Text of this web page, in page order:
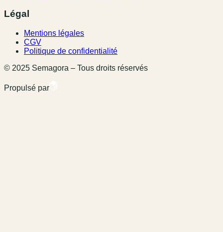
Légal
Mentions légales
CGV
Politique de confidentialité
© 2025 Semagora – Tous droits réservés
Propulsé par